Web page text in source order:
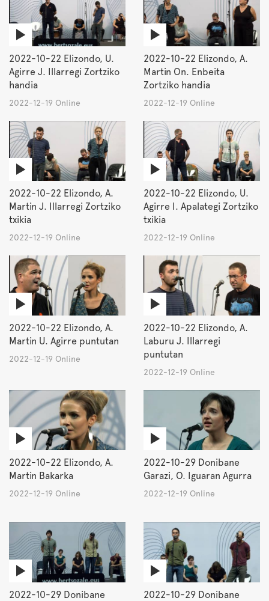
2022-10-22 Elizondo, U.
Agirre J. Illarregi Zortziko
handia
2022-12-19 Online
2022-10-22 Elizondo, A.
Martin On. Enbeita
Zortziko handia
2022-12-19 Online
2022-10-22 Elizondo, A.
Martin J. Illarregi Zortziko
txikia
2022-12-19 Online
2022-10-22 Elizondo, U.
Agirre I. Apalategi Zortziko
txikia
2022-12-19 Online
2022-10-22 Elizondo, A.
Martin U. Agirre puntutan
2022-12-19 Online
2022-10-22 Elizondo, A.
Laburu J. Illarregi
puntutan
2022-12-19 Online
2022-10-22 Elizondo, A.
Martin Bakarka
2022-12-19 Online
2022-10-29 Donibane
Garazi, O. Iguaran Agurra
2022-12-19 Online
2022-10-29 Donibane
2022-10-29 Donibane